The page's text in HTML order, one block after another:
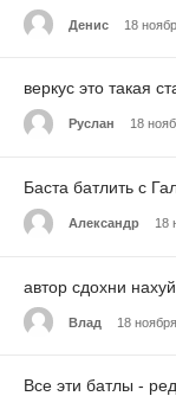
Денис 18
веркус это такая
Руслан 18
Баста батлить с
Александр 18
автор сдохни
Влад 18
Все эти батлы -